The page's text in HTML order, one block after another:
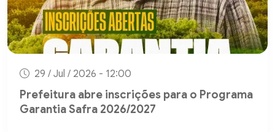
29 / Jul / 2026 - 12:00
Prefeitura abre inscrições para o Programa
Garantia Safra 2026/2027